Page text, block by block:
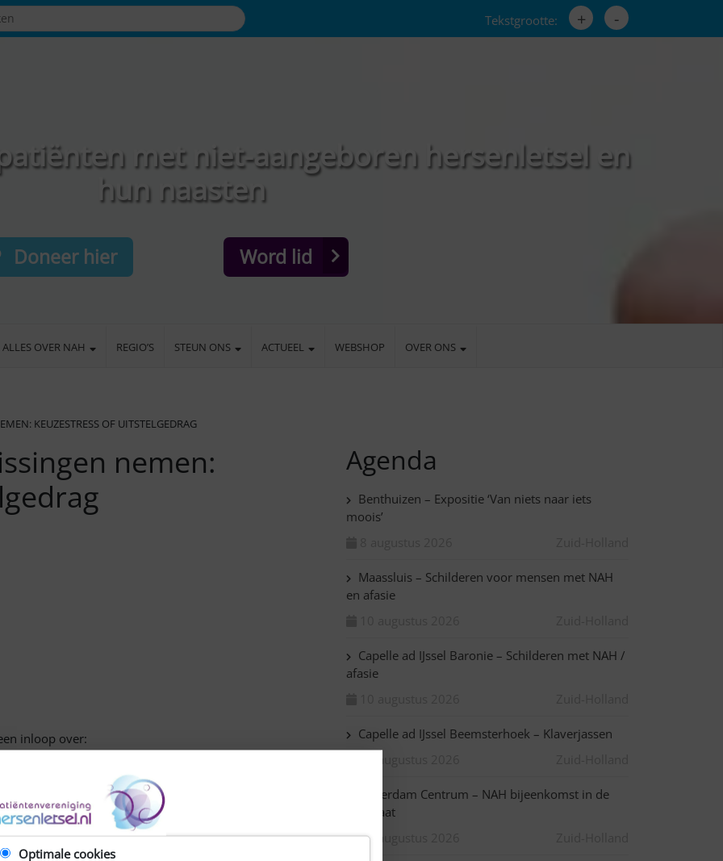
Tekstgrootte: + -
met niet-aangeboren hersenletsel en
hun naasten
Doneer hier Word lid
ALLES OVER NAH REGIO’S STEUN ONS ACTUEEL WEBSHOP OVER ONS
KEUZESTRESS OF UITSTELGEDRAG
nemen:
inloop over:
nemen? Heb je last van keuzestress? Of stel je juist
Agenda
Benthuizen – Expositie ‘Van niets naar iets
moois’
Maassluis – Schilderen voor mensen met NAH
en afasie
Capelle ad IJssel Baronie – Schilderen met NAH /
afasie
Capelle ad IJssel Beemsterhoek – Klaverjassen
Rotterdam Centrum – NAH bijeenkomst in de
Kipstraat
10 augustus 2026
Optimale cookies